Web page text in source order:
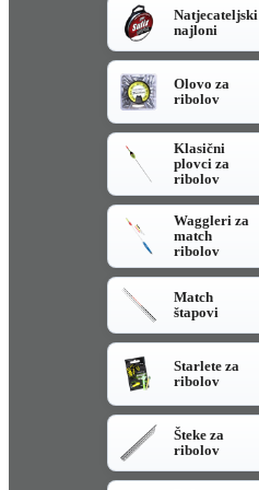
Natjecateljski
najloni
Olovo za
ribolov
Klasični
plovci za
ribolov
Waggleri za
match
ribolov
Match
štapovi
Starlete za
ribolov
Šteke za
ribolov